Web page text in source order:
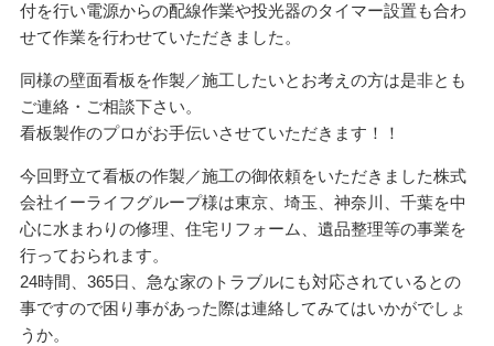
付を行い電源からの配線作業や投光器のタイマー設置も合わ
せて作業を行わせていただきました。
同様の壁面看板を作製／施工したいとお考えの方は是非とも
ご連絡・ご相談下さい。
看板製作のプロがお手伝いさせていただきます！！
今回野立て看板の作製／施工の御依頼をいただきました株式
会社イーライフグループ様は東京、埼玉、神奈川、千葉を中
心に水まわりの修理、住宅リフォーム、遺品整理等の事業を
行っておられます。
24時間、365日、急な家のトラブルにも対応されているとの
事ですので困り事があった際は連絡してみてはいかがでしょ
うか。